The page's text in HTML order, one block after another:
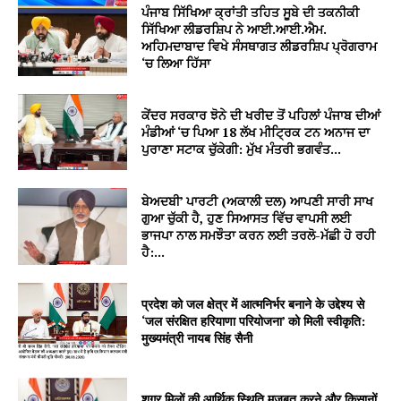
ਪੰਜਾਬ ਸਿੱਖਿਆ ਕ੍ਰਾਂਤੀ ਤਹਿਤ ਸੂਬੇ ਦੀ ਤਕਨੀਕੀ
ਸਿੱਖਿਆ ਲੀਡਰਸ਼ਿਪ ਨੇ ਆਈ.ਆਈ.ਐਮ.
ਅਹਿਮਦਾਬਾਦ ਵਿਖੇ ਸੰਸਥਾਗਤ ਲੀਡਰਸ਼ਿਪ ਪ੍ਰੋਗਰਾਮ
‘ਚ ਲਿਆ ਹਿੱਸਾ
ਕੇਂਦਰ ਸਰਕਾਰ ਝੋਨੇ ਦੀ ਖਰੀਦ ਤੋਂ ਪਹਿਲਾਂ ਪੰਜਾਬ ਦੀਆਂ
ਮੰਡੀਆਂ ‘ਚ ਪਿਆ 18 ਲੱਖ ਮੀਟ੍ਰਿਕ ਟਨ ਅਨਾਜ ਦਾ
ਪੁਰਾਣਾ ਸਟਾਕ ਚੁੱਕੇਗੀ: ਮੁੱਖ ਮੰਤਰੀ ਭਗਵੰਤ...
ਬੇਅਦਬੀ’ ਪਾਰਟੀ (ਅਕਾਲੀ ਦਲ) ਆਪਣੀ ਸਾਰੀ ਸਾਖ
ਗੁਆ ਚੁੱਕੀ ਹੈ, ਹੁਣ ਸਿਆਸਤ ਵਿੱਚ ਵਾਪਸੀ ਲਈ
ਭਾਜਪਾ ਨਾਲ ਸਮਝੌਤਾ ਕਰਨ ਲਈ ਤਰਲੋ-ਮੱਛੀ ਹੋ ਰਹੀ
ਹੈ:...
प्रदेश को जल क्षेत्र में आत्मनिर्भर बनाने के उद्देश्य से
‘जल संरक्षित हरियाणा परियोजना’ को मिली स्वीकृति:
मुख्यमंत्री नायब सिंह सैनी